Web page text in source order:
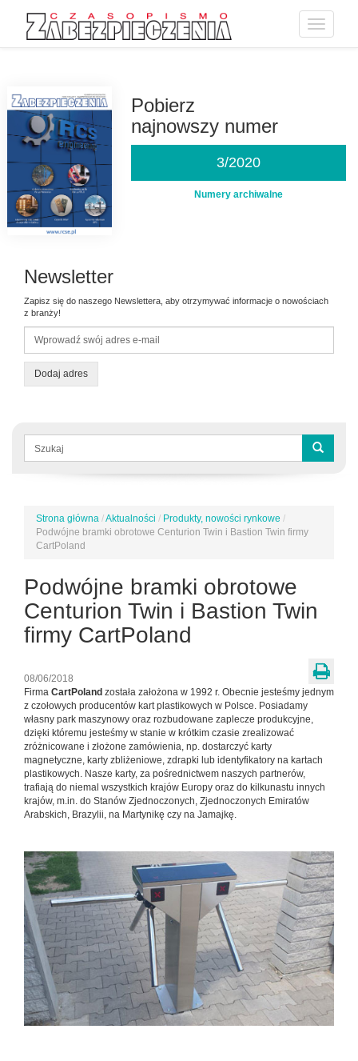
Toggle
Pobierz
najnowszy numer
3/2020
Numery archiwalne
Newsletter
Zapisz się do naszego Newslettera, aby otrzymywać informacje o nowościach
z branży!
Dodaj adres
Formularz
wyszukiwania
Jesteś
tutaj
Strona główna /Aktualności / Produkty, nowości rynkowe /
Podwójne bramki obrotowe Centurion Twin i Bastion Twin firmy
CartPoland
Podwójne bramki obrotowe
Centurion Twin i Bastion Twin
firmy CartPoland
08/06/2018
Firma CartPoland została założona w 1992 r. Obecnie jesteśmy jednym
z czołowych producentów kart plastikowych w Polsce. Posiadamy
własny park maszynowy oraz rozbudowane zaplecze produkcyjne,
dzięki któremu jesteśmy w stanie w krótkim czasie zrealizować
zróżnicowane i złożone zamówienia, np. dostarczyć karty
magnetyczne, karty zbliżeniowe, zdrapki lub identyfikatory na kartach
plastikowych. Nasze karty, za pośrednictwem naszych partnerów,
trafiają do niemal wszystkich krajów Europy oraz do kilkunastu innych
krajów, m.in. do Stanów Zjednoczonych, Zjednoczonych Emiratów
Arabskich, Brazylii, na Martynikę czy na Jamajkę.